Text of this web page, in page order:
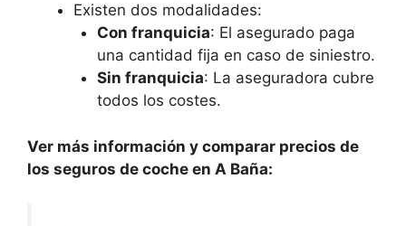
Existen dos modalidades:
Con franquicia: El asegurado paga
una cantidad fija en caso de siniestro.
Sin franquicia: La aseguradora cubre
todos los costes.
Ver más información y comparar precios de
los seguros de coche en A Baña: